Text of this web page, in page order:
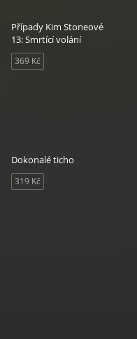
Případy Kim Stoneové
13: Smrtící volání
369 Kč
Dokonalé ticho
319 Kč